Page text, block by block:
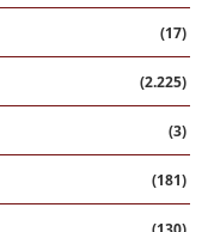
(17)
(2.225)
(3)
(181)